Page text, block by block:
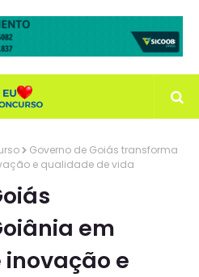
Governo de Goiás transforma
e qualidade de vida
em
e